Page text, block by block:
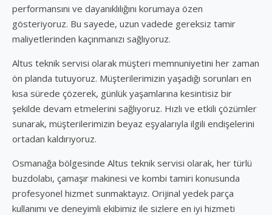
performansını ve dayanıklılığını korumaya özen
gösteriyoruz. Bu sayede, uzun vadede gereksiz tamir
maliyetlerinden kaçınmanızı sağlıyoruz.
Altus teknik servisi olarak müşteri memnuniyetini her zaman
ön planda tutuyoruz. Müşterilerimizin yaşadığı sorunları en
kısa sürede çözerek, günlük yaşamlarına kesintisiz bir
şekilde devam etmelerini sağlıyoruz. Hızlı ve etkili çözümler
sunarak, müşterilerimizin beyaz eşyalarıyla ilgili endişelerini
ortadan kaldırıyoruz.
Osmanağa bölgesinde Altus teknik servisi olarak, her türlü
buzdolabı, çamaşır makinesi ve kombi tamiri konusunda
profesyonel hizmet sunmaktayız. Orijinal yedek parça
kullanımı ve deneyimli ekibimiz ile sizlere en iyi hizmeti